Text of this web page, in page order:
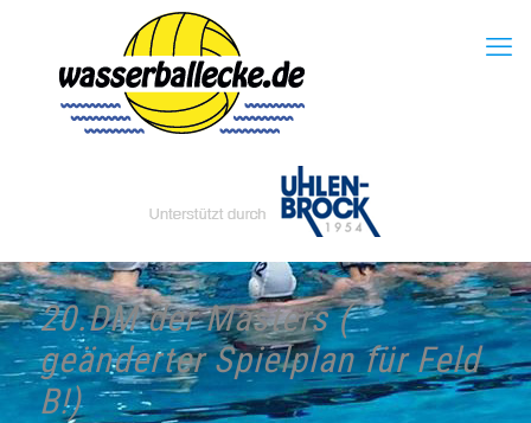
20.DM der Masters (
geänderter Spielplan für Feld
B!)